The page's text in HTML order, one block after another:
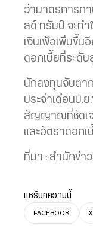
ว่ามาตรการภ
ลด์ ทรัมป์ จะท
เงินเฟ้อเพิ่มขึ้น
ดอกเบี้ยที่ระดับ
นักลงทุนจับตา
ประจำเดือนมิ.
สัญญาณที่ชัดเจ
และอัตราดอกเ
ที่มา : สำนักข่า
แชร์บทความนี้
FACEBOOK X